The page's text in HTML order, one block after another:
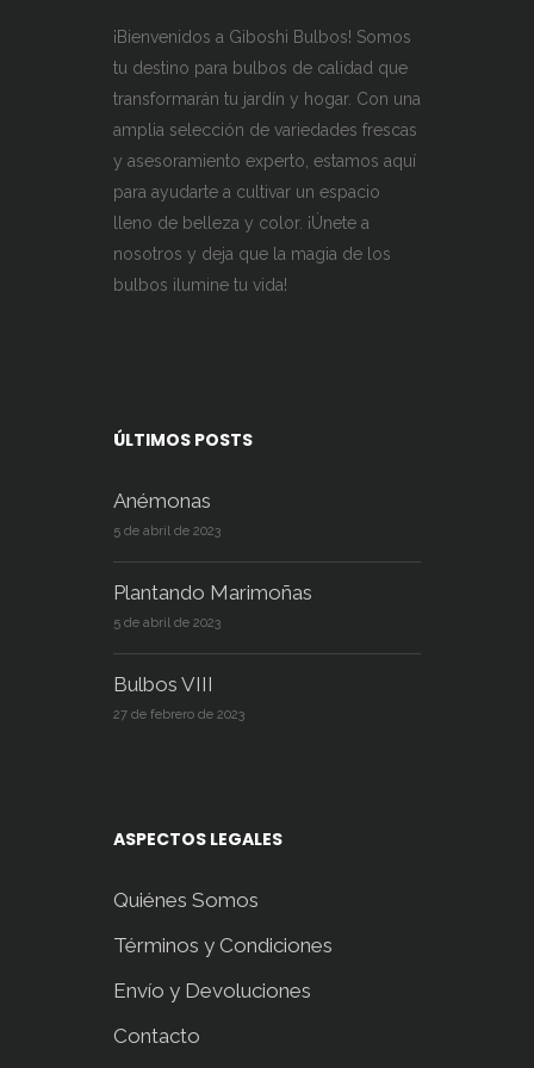
¡Bienvenidos a Giboshi Bulbos! Somos
tu destino para bulbos de calidad que
transformarán tu jardín y hogar. Con una
amplia selección de variedades frescas
y asesoramiento experto, estamos aquí
para ayudarte a cultivar un espacio
lleno de belleza y color. ¡Únete a
nosotros y deja que la magia de los
bulbos ilumine tu vida!
ÚLTIMOS POSTS
Anémonas
5 de abril de 2023
Plantando Marimoñas
5 de abril de 2023
Bulbos VIII
27 de febrero de 2023
ASPECTOS LEGALES
Quiénes Somos
Términos y Condiciones
Envío y Devoluciones
Contacto